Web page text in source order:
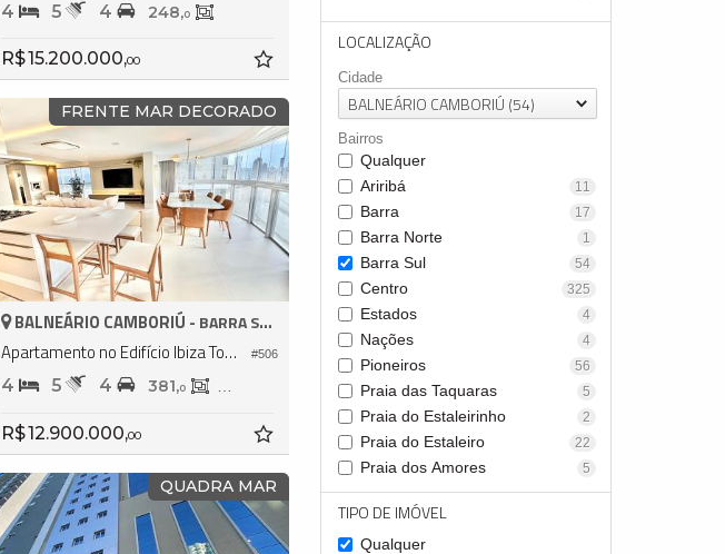
LOCALIZAÇÃO
Cidade
BALNEÁRIO CAMBORIÚ (54)
Bairros
Qualquer
Ariribá
11
Barra 17
Barra Norte 1
Barra Sul 54
Centro 325
Estados 4
Nações 4
Pioneiros 56
Praia das Taquaras 5
Praia do Estaleirinho 2
Praia do Estaleiro 22
Praia dos Amores 5
TIPO DE IMÓVEL
Qualquer
4 5 4 248,0
R$ 15.200.000,00
FRENTE MAR DECORADO
#506
BALNEÁRIO CAMBORIÚ - BARRA SUL
Apartamento no Edifício Ibiza Towers
4 5 4 381,0 237,
R$ 12.900.000,00
QUADRA MAR